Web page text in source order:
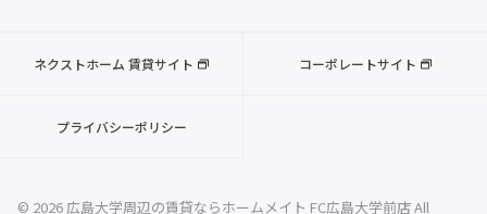
ネクストホーム 賃貸サイト コーポレートサイト
プライバシーポリシー
© 2026 広島大学周辺の賃貸ならホームメイト FC広島大学前店 All